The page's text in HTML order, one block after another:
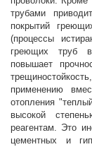
трубами
покрытий
(процессы
греющих труб
повышает
применению
отопления
высокой
реагентам. Это
цементных и